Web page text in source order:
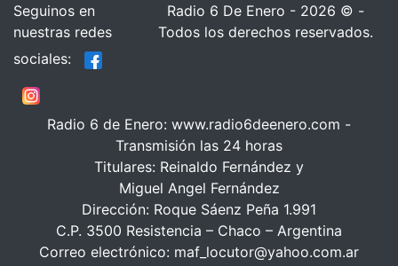
Seguinos en
nuestras redes
sociales:
Radio 6 De Enero - 2026 © -
Todos los derechos reservados.
Radio 6 de Enero: www.radio6deenero.com -
Transmisión las 24 horas
Titulares: Reinaldo Fernández y
Miguel Angel Fernández
Dirección: Roque Sáenz Peña 1.991
C.P. 3500 Resistencia – Chaco – Argentina
Correo electrónico: maf_locutor@yahoo.com.ar